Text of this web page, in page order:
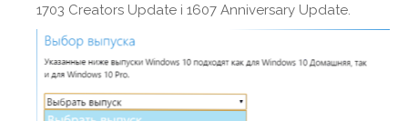
1703 Creators Update і 1607 Anniversary Update.